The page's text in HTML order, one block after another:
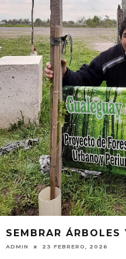
SEMBRAR
ADMIN 23 FEBRERO, 2026